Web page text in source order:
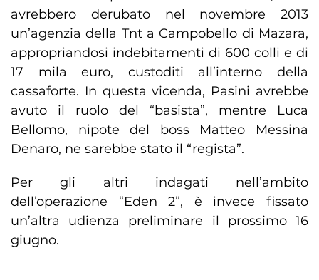
avrebbero derubato nel novembre 2013
un’agenzia della Tnt a Campobello di Mazara,
appropriandosi indebitamenti di 600 colli e di
17 mila euro, custoditi all’interno della
cassaforte. In questa vicenda, Pasini avrebbe
avuto il ruolo del “basista”, mentre Luca
Bellomo, nipote del boss Matteo Messina
Denaro, ne sarebbe stato il “regista”.
Per gli altri indagati nell’ambito
dell’operazione “Eden 2”, è invece fissato
un’altra udienza preliminare il prossimo 16
giugno.